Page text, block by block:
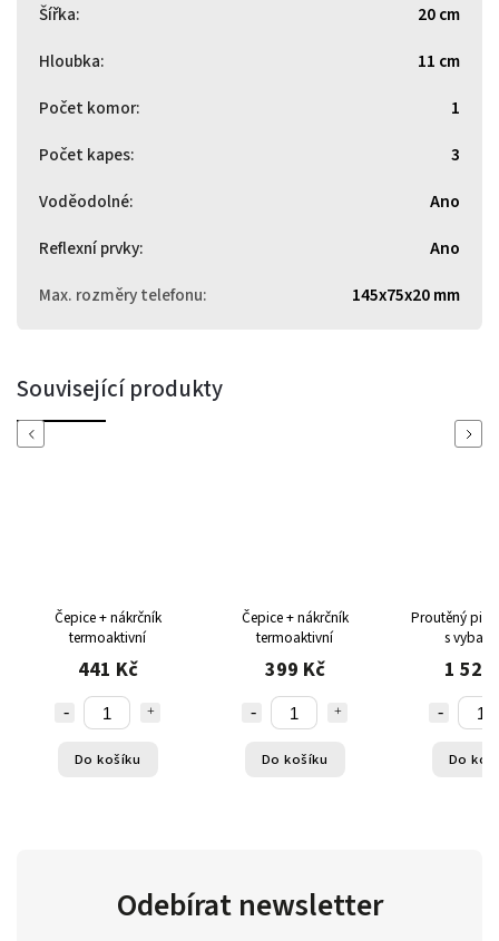
Šířka:
20 cm
Hloubka:
11 cm
Počet komor:
1
Počet kapes:
3
Voděodolné:
Ano
Reflexní prvky:
Ano
Max. rozměry telefonu: 145x75x20 mm
Související produkty
Previous
Čepice + nákrčník
termoaktivní
441 Kč
Do košíku
Čepice + nákrčník
termoaktivní
399 Kč
Do košíku
Proutěný
s
1 520
Do
Next
Odebírat newsletter